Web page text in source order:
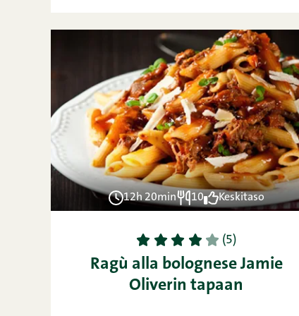
12h 20min 10 Keskitaso
1 2 3 4 5 (5)
Ragù alla bolognese Jamie
Oliverin tapaan